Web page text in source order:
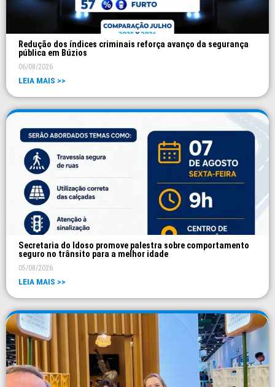
Redução dos índices criminais reforça avanço da segurança
pública em Búzios
06/08/2026
LEIA MAIS >>
Secretaria do Idoso promove palestra sobre comportamento
seguro no trânsito para a melhor idade
05/08/2026
LEIA MAIS >>